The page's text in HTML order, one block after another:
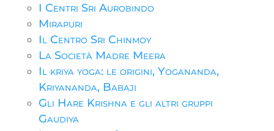
I Centri Sri Aurobindo
Mirapuri
Il Centro Sri Chinmoy
La Società Madre Meera
Il kriya yoga: le origini, Yogananda,
Kriyananda, Babaji
Gli Hare Krishna e gli altri gruppi
Gaudiya